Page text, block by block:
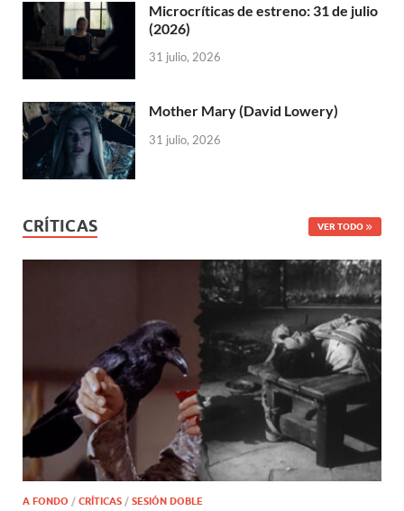
Microcríticas de estreno: 31 de julio
(2026)
31 julio, 2026
Mother Mary (David Lowery)
31 julio, 2026
CRÍTICAS VER TODO
A FONDO / CRÍTICAS / SESIÓN DOBLE